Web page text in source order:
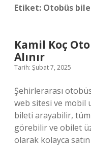
Etiket: Otobüs
Kamil Koç
Alınır
Tarih: Şubat 7, 2025
Şehirlerarası
web sitesi ve mobil
bileti arayabilir,
görebilir ve obilet
olarak kolayca